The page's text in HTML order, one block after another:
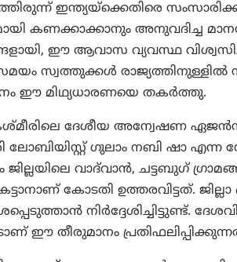
ഇന്ത്യയ്‌ക്കെതിരെ
കണക്കാക്കാനും അനുവദിച്ച
ഈ ആവാസ വ്യവസ്ഥ
സ്വത്തുക്കൾ രാജ്യത്തിനുള്ളിൽ
ഈ മിഥ്യധാരണയെ തകര്‍ത്തു.
ദേശീയ അന്വേഷണ
ലോബിയിസ്റ്റ് ഗുലാം നബി ഷാ എന്ന
വാദ്‌വാൻ, ചട്ടബുഗ്
കോടതി ഉത്തരവിട്ടത്.
നിർദ്ദേശിച്ചിട്ടുണ്ട്.
ഈ തീരുമാനം